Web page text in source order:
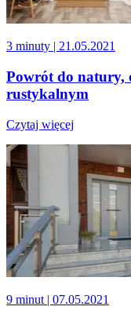
3 minuty | 21.05.2021
Powrót do natury,
rustykalnym
Czytaj więcej
9 minut | 07.05.2021